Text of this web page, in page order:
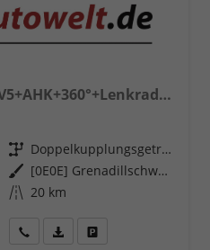
LIFE 150PS eTSI DSG GV5+AHK+360°+Lenkradheiz+IQ.Drive+ACC+App+eHeck+LED
Getriebe
Doppelkupplungsgetriebe (DSG)
Außenfarbe
[0E0E] Grenadillschwarz Metallic
Kilometerstand 20 km